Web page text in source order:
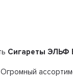
Сигареты ЭЛЬФ